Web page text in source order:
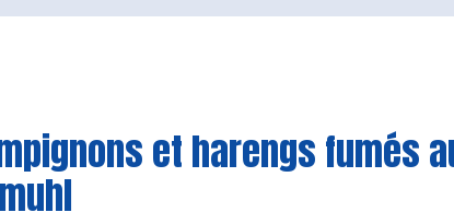
et harengs fumés